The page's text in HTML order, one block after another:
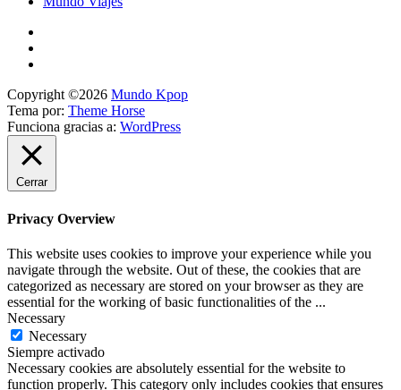
Copyright ©2026 Mundo Kpop
Tema por: Theme Horse
Funciona gracias a: WordPress
Cerrar
Privacy Overview
This website uses cookies to improve your experience while you
navigate through the website. Out of these, the cookies that are
categorized as necessary are stored on your browser as they are
essential for the working of basic functionalities of the ...
Necessary
Necessary
Siempre activado
Necessary cookies are absolutely essential for the website to
function properly. This category only includes cookies that ensures